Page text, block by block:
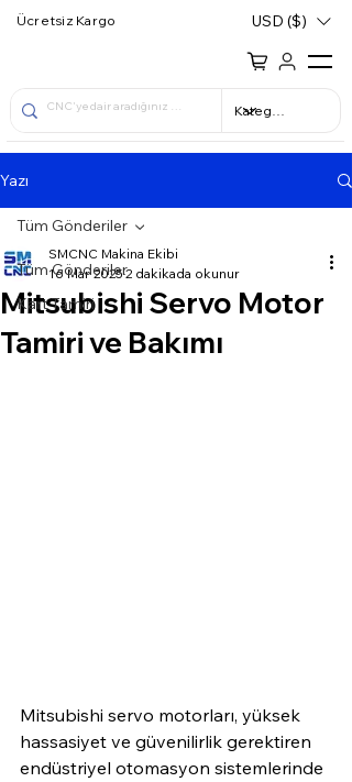
Ücretsiz Kargo USD ($)
Yazı
Tüm Gönderiler
Kart Tamiri
Tüm Gönderiler
Mitsubishi Servo Motor
Tamiri ve Bakımı
SMCNC Makina Ekibi
16 Mar 20252 dakikada okunur
Mitsubishi servo motorları, yüksek
hassasiyet ve güvenilirlik gerektiren
endüstriyel otomasyon sistemlerinde